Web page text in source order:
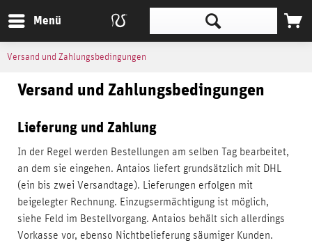
Menü
Versand und Zahlungsbedingungen
Versand und Zahlungsbedingungen
Lieferung und Zahlung
In der Regel werden Bestellungen am selben Tag bearbeitet,
an dem sie eingehen. Antaios liefert grundsätzlich mit DHL
(ein bis zwei Versandtage). Lieferungen erfolgen mit
beigelegter Rechnung. Einzugsermächtigung ist möglich,
siehe Feld im Bestellvorgang. Antaios behält sich allerdings
Vorkasse vor, ebenso Nichtbelieferung säumiger Kunden.